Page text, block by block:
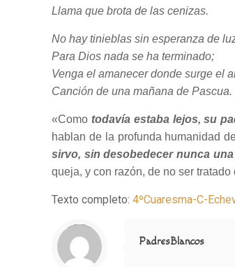
Llama que brota de las cenizas.
No hay tinieblas sin esperanza de
Para Dios nada se ha terminado;
Venga el amanecer donde surge el
Canción de una mañana de Pascua.
«Como todavía estaba lejos, su
hablan de la profunda humanidad
sirvo, sin desobedecer nunca
queja, y con razón, de no ser
Texto completo:4ºCuaresma-C-
Notice
: Trying to access array offset on value of type null in
/home/misioner/public_html/padresblancos/themes/betheme/includes/content-single.php
on line
286
PadresBlancos